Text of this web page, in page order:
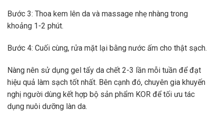
Bước 3: Thoa kem lên da và massage nhẹ nhàng trong
khoảng 1-2 phút.
Bước 4: Cuối cùng, rửa mặt lại bằng nước ấm cho thật sạch.
Nàng nên sử dụng gel tẩy da chết 2-3 lần mỗi tuần để đạt
hiệu quả làm sạch tốt nhất. Bên cạnh đó, chuyên gia khuyến
nghị người dùng kết hợp bộ sản phẩm KOR để tối ưu tác
dụng nuôi dưỡng làn da.